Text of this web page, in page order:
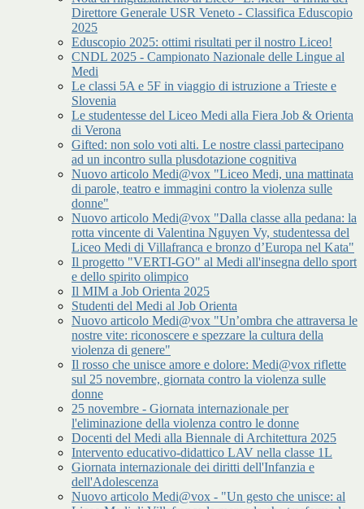
Direttore Generale USR Veneto - Classifica Eduscopio
2025
Eduscopio 2025: ottimi risultati per il nostro Liceo!
CNDL 2025 - Campionato Nazionale delle Lingue al
Medi
Le classi 5A e 5F in viaggio di istruzione a Trieste e
Slovenia
Le studentesse del Liceo Medi alla Fiera Job & Orienta
di Verona
Gifted: non solo voti alti. Le nostre classi partecipano
ad un incontro sulla plusdotazione cognitiva
Nuovo articolo Medi@vox "Liceo Medi, una mattinata
di parole, teatro e immagini contro la violenza sulle
donne"
Nuovo articolo Medi@vox "Dalla classe alla pedana: la
rotta vincente di Valentina Nguyen Vy, studentessa del
Liceo Medi di Villafranca e bronzo d’Europa nel Kata"
Il progetto "VERTI-GO" al Medi all'insegna dello sport
e dello spirito olimpico
Il MIM a Job Orienta 2025
Studenti del Medi al Job Orienta
Nuovo articolo Medi@vox "Un’ombra che attraversa le
nostre vite: riconoscere e spezzare la cultura della
violenza di genere"
Il rosso che unisce amore e dolore: Medi@vox riflette
sul 25 novembre, giornata contro la violenza sulle
donne
25 novembre - Giornata internazionale per
l'eliminazione della violenza contro le donne
Docenti del Medi alla Biennale di Architettura 2025
Intervento educativo-didattico LAV nella classe 1L
Giornata internazionale dei diritti dell'Infanzia e
dell'Adolescenza
Nuovo articolo Medi@vox - "Un gesto che unisce: al